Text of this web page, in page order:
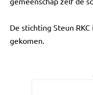
De stichting Steun
gekomen.